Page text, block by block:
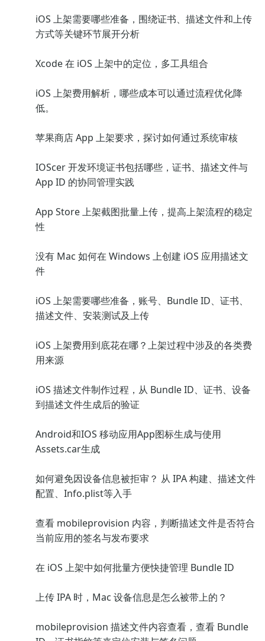
iOS 上架需要哪些准备，围绕证书、描述文件和上传
方式等关键环节展开分析
Xcode 在 iOS 上架中的定位，多工具组合
iOS 上架费用解析，哪些成本可以通过流程优化降
低。
苹果商店 App 上架要求，探讨如何通过系统审核
IOScer 开发环境证书包括哪些，证书、描述文件与
App ID 的协同管理实践
App Store 上架截图批量上传，提高上架流程的稳定
性
没有 Mac 如何在 Windows 上创建 iOS 应用描述文
件
iOS 上架需要哪些准备，账号、Bundle ID、证书、
描述文件、安装测试及上传
iOS 上架费用到底花在哪？上架过程中涉及的各类费
用来源
iOS 描述文件制作过程，从 Bundle ID、证书、设备
到描述文件生成后的验证
Android和IOS 移动应用App图标生成与使用
Assets.car生成
如何避免因设备信息被拒审？ 从 IPA 构建、描述文件
配置、Info.plist等入手
查看 mobileprovision 内容，判断描述文件是否符合
当前应用的签名与发布要求
在 iOS 上架中如何批量方便快捷管理 Bundle ID
上传 IPA 时，Mac 设备信息是怎么被带上的？
mobileprovision 描述文件内容查看，查看 Bundle